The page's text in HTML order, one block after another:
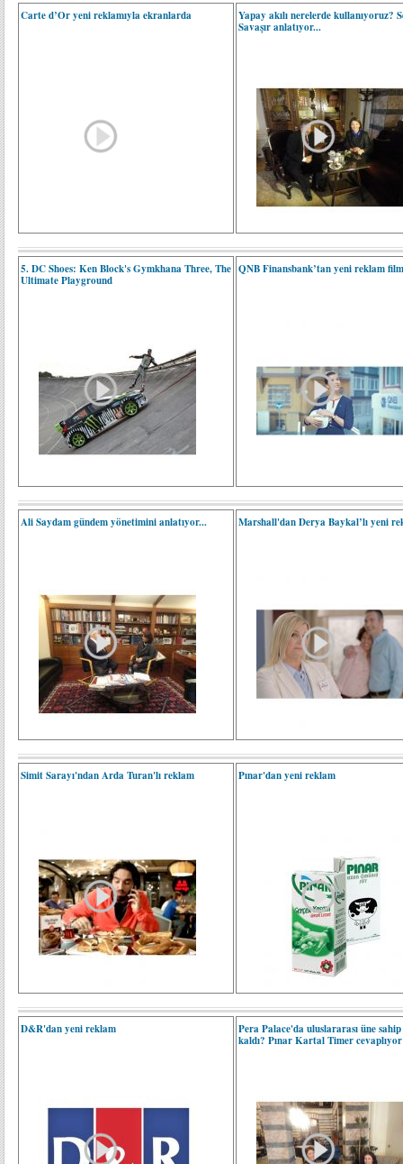
Carte d’Or yeni reklamıyla ekranlarda
Yapay akılı nerelerde kullanıyoruz?
Savaşır anlatıyor...
5. DC Shoes: Ken Block's Gymkhana Three, The
Ultimate Playground
QNB Finansbank’tan yeni reklam
Ali Saydam gündem yönetimini anlatıyor... Marshall'dan Derya Baykal’lı yeni
Simit Sarayı'ndan Arda Turan'lı reklam Pınar'dan yeni reklam
D&R'dan yeni reklam
Pera Palace'da uluslararası üne
kaldı? Pınar Kartal Timer cevaplıyor